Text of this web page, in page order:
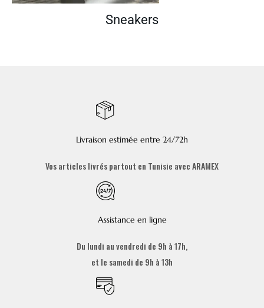
Sneakers
Livraison estimée entre 24/72h
Vos articles livrés partout en Tunisie avec ARAMEX
Assistance en ligne
Du lundi au vendredi de 9h à 17h,
et le samedi de 9h à 13h